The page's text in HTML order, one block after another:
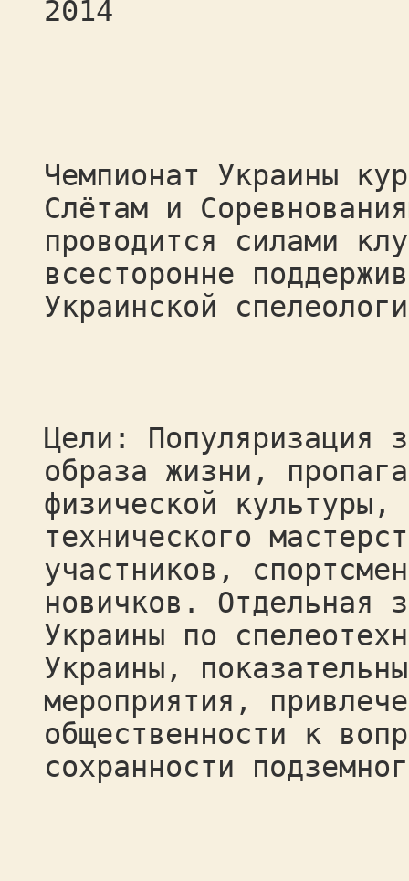
2014
Чемпионат Украины
Слётам и
проводится силами
всесторонне
Украинской
Цели: Популяризация
образа жизни,
физической культуры,
технического
участников,
новичков. Отдельная
Украины по
Украины,
мероприятия,
общественности к
сохранности